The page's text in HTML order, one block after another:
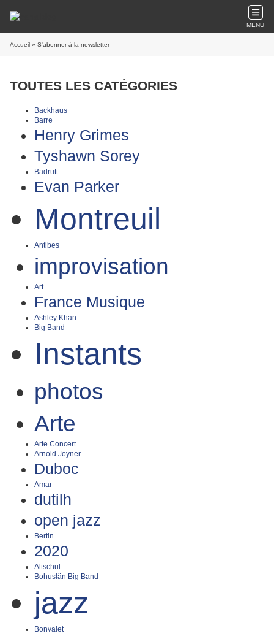
MENU
Accueil » S'abonner à la newsletter
TOUTES LES CATÉGORIES
Backhaus
Barre
Henry Grimes
Tyshawn Sorey
Badrutt
Evan Parker
Montreuil
Antibes
improvisation
Art
France Musique
Ashley Khan
Big Band
Instants
photos
Arte
Arte Concert
Arnold Joyner
Duboc
Amar
dutilh
open jazz
Bertin
2020
Altschul
Bohuslän Big Band
jazz
Bonvalet